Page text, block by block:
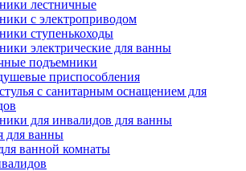
лестничные
с электроприводом
ступенькоходы
электрические для ванны
подъемники
приспособления
с санитарным оснащением для
для инвалидов для ванны
для ванны
ванной комнаты